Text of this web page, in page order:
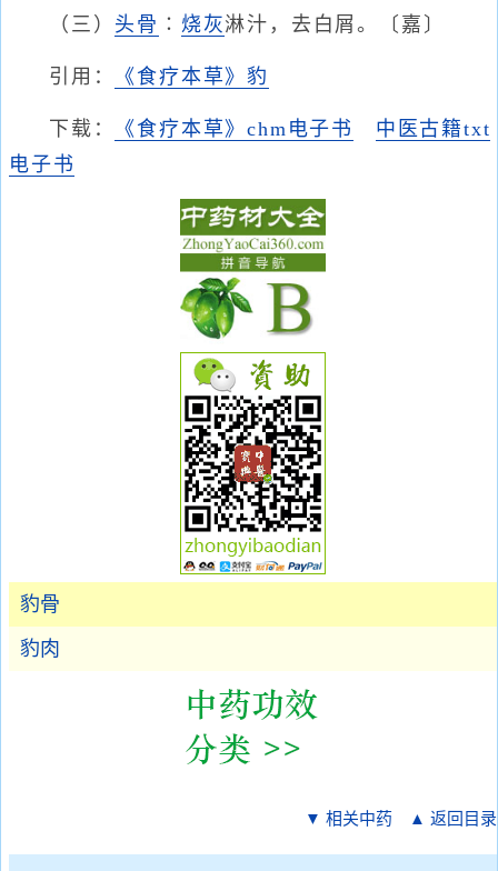
（三） 头骨 ∶ 烧灰淋汁，去白屑。〔嘉〕
引用： 《食疗本草》豹
下载： 《食疗本草》chm电子书
中医古籍txt
电子书
豹骨
豹肉
▼ 相关中药 ▲ 返回目录